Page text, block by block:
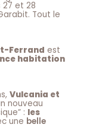
27 et 28
Tout le
Ferrand est
habitation
Vulcania et
nouveau
: les
une belle